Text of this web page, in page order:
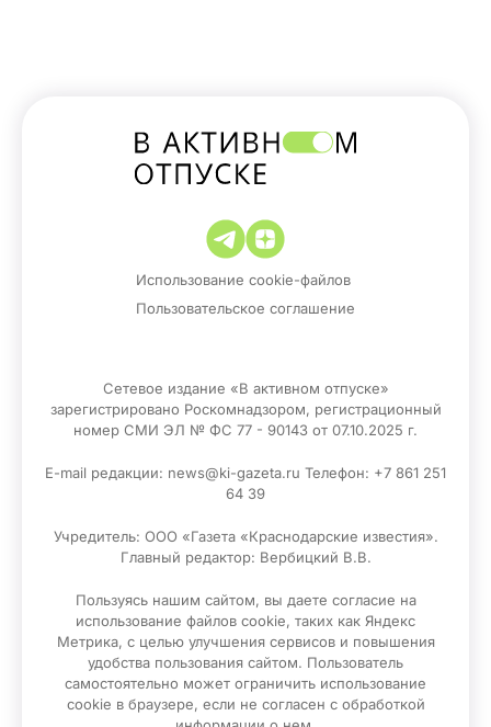
Использование cookie-файлов
Пользовательское соглашение
Сетевое издание «В активном отпуске»
зарегистрировано Роскомнадзором, регистрационный
номер СМИ ЭЛ № ФС 77 - 90143 от 07.10.2025 г.
E-mail редакции: news@ki-gazeta.ru Телефон: +7 861 251
64 39
Учредитель: ООО «Газета «Краснодарские известия».
Главный редактор: Вербицкий В.В.
Пользуясь нашим сайтом, вы даете согласие на
использование файлов сооkіе, таких как Яндекс
Метрика, с целью улучшения сервисов и повышения
удобства пользования сайтом. Пользователь
самостоятельно может ограничить использование
сооkіе в браузере, если не согласен с обработкой